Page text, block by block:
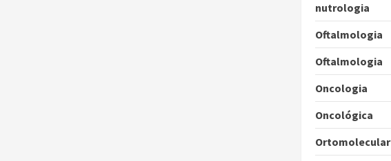
nutrologia
Oftalmologia
Oftalmologia
Oncologia
Oncológica
Ortomolecular